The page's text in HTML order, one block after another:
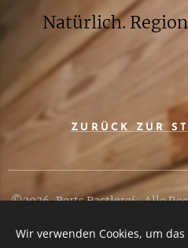
Natürlich.
ZURÜCK ZUR
©2026, Berts Bastlerei, Alle
Wir verwenden Cookies, um